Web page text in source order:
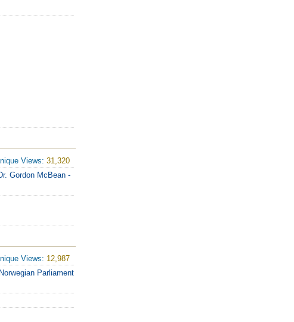
Views: 31,320
Gordon McBean -
Views: 12,987
Parliament